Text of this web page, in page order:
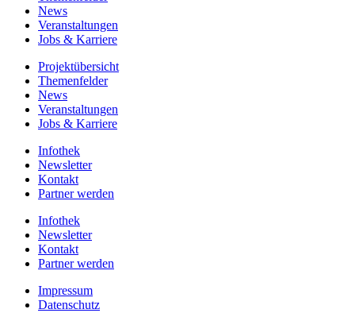
News
Veranstaltungen
Jobs & Karriere
Projektübersicht
Themenfelder
News
Veranstaltungen
Jobs & Karriere
Infothek
Newsletter
Kontakt
Partner werden
Infothek
Newsletter
Kontakt
Partner werden
Impressum
Datenschutz